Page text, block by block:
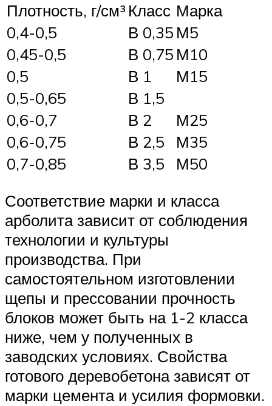
Плотность, г/см³ Класс Марка
0,4-0,5
В 0,35 М5
0,45-0,5
В 0,75 М10
0,5
В 1
М15
0,5-0,65
В 1,5
0,6-0,7
В 2
М25
0,6-0,75
В 2,5
М35
0,7-0,85
В 3,5
М50
Соответствие марки и класса
арболита зависит от соблюдения
технологии и культуры
производства. При
самостоятельном изготовлении
щепы и прессовании прочность
блоков может быть на 1-2 класса
ниже, чем у полученных в
заводских условиях. Свойства
готового деревобетона зависят от
марки цемента и усилия формовки.